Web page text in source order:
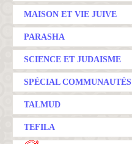
MAISON ET VIE JUIVE
PARASHA
SCIENCE ET JUDAISME
SPÉCIAL COMMUNAUTÉS
TALMUD
TEFILA